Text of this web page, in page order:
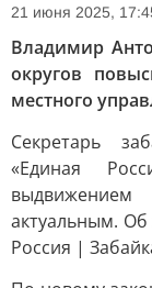
21 июня 2025,
Владимир
округов
местного
Секретарь
«Единая
актуальным. Об
Россия |